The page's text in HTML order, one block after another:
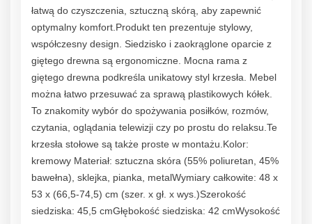
łatwą do czyszczenia, sztuczną skórą, aby zapewnić
optymalny komfort.Produkt ten prezentuje stylowy,
współczesny design. Siedzisko i zaokrąglone oparcie z
giętego drewna są ergonomiczne. Mocna rama z
giętego drewna podkreśla unikatowy styl krzesła. Mebel
można łatwo przesuwać za sprawą plastikowych kółek.
To znakomity wybór do spożywania posiłków, rozmów,
czytania, oglądania telewizji czy po prostu do relaksu.Te
krzesła stołowe są także proste w montażu.Kolor:
kremowy Materiał: sztuczna skóra (55% poliuretan, 45%
bawełna), sklejka, pianka, metalWymiary całkowite: 48 x
53 x (66,5-74,5) cm (szer. x gł. x wys.)Szerokość
siedziska: 45,5 cmGłębokość siedziska: 42 cmWysokość